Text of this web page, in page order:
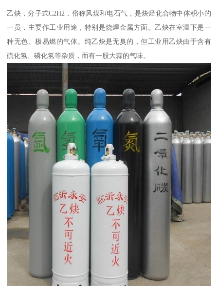
乙炔，分子式C2H2，俗称风煤和电石气，是炔烃化合物中体积小的
一员，主要作工业用途，特别是烧焊金属方面。乙炔在室温下是一
种无色、极易燃的气体。纯乙炔是无臭的，但工业用乙炔由于含有
硫化氢、磷化氢等杂质，而有一股大蒜的气味。